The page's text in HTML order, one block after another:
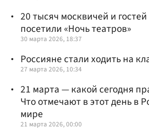
20 тысяч москвичей и гостей
посетили «Ночь театров»
30 марта 2026, 18:37
Россияне стали ходить на
27 марта 2026, 10:34
21 марта — какой сегодня
Что отмечают в этот день в
мире
21 марта 2026, 00:00